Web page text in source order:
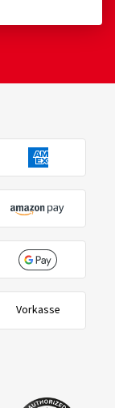
Vorkasse